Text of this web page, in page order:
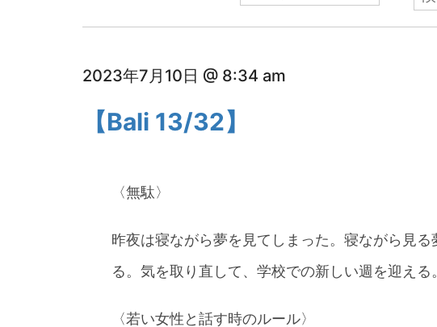
索:
2023年7月10日 @ 8:34 am
【Bali 13/32】
〈無駄〉
昨夜は寝ながら夢を見てしまった。寝ながら見
る。気を取り直して、学校での新しい週を迎える
〈若い女性と話す時のルール〉